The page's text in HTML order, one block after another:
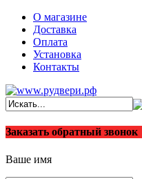
О магазине
Доставка
Оплата
Установка
Контакты
Заказать обратный звонок
Ваше имя